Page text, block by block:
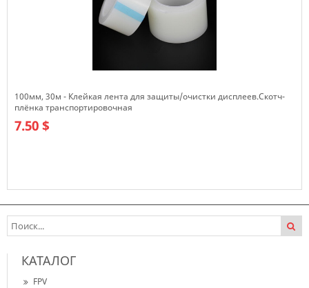
100мм, 30м - Клейкая лента для защиты/очистки дисплеев.Скотч-
плёнка транспортировочная
7.50 $
КАТАЛОГ
FPV